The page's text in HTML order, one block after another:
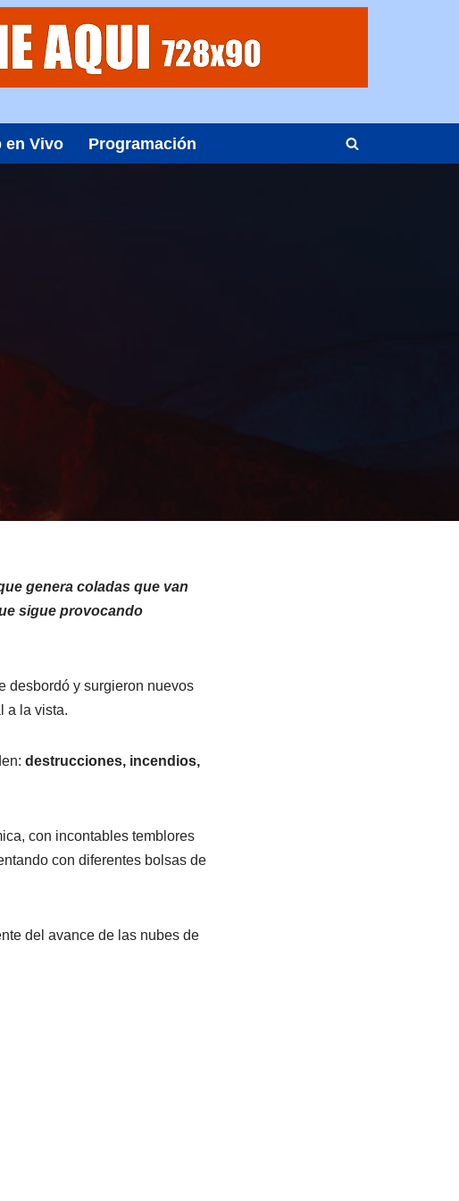
en Vivo Programación
genera coladas que van
sigue provocando
desbordó y surgieron nuevos
a la vista.
destrucciones, incendios,
con incontables temblores
con diferentes bolsas de
del avance de las nubes de